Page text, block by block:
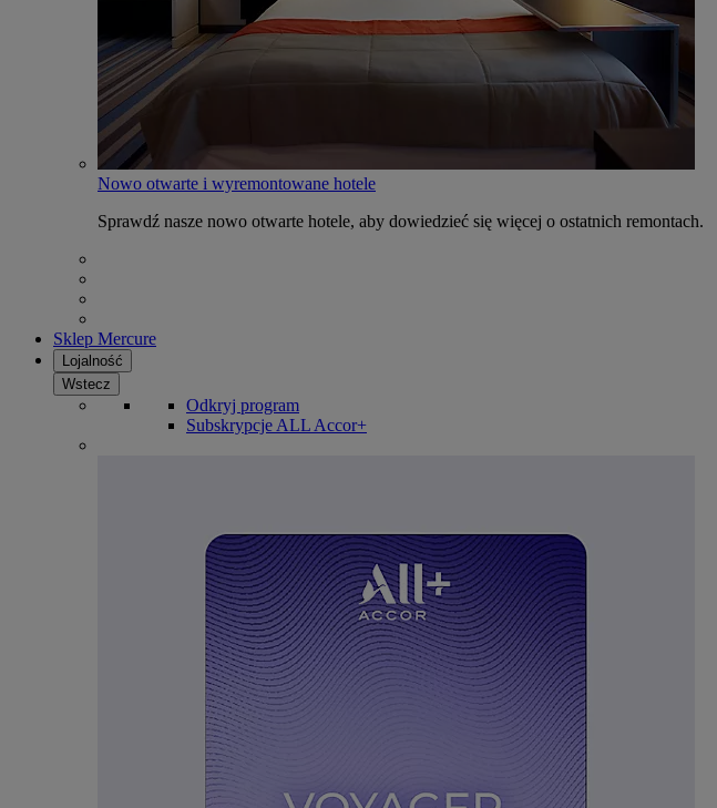
Nowo otwarte i wyremontowane hotele
Sprawdź nasze nowo otwarte hotele, aby dowiedzieć się więcej o ostatnich remontach.
Sklep Mercure
Lojalność
Wstecz
Odkryj program
Subskrypcje ALL Accor+